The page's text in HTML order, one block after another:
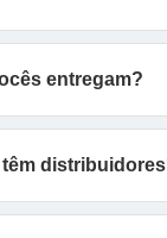
entregam?